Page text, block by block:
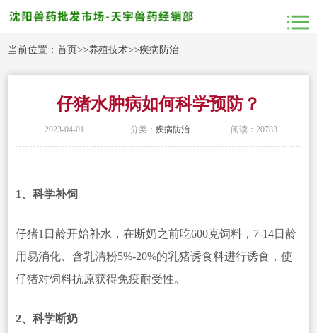
当前位置：首页>>养殖技术>>疾病防治
仔猪水肿病如何科学预防？
2023-04-01 分类： 疾病防治 阅读：20783
1、科学补饲
仔猪1日龄开始补水，在断奶之前吃600克饲料，7-14日龄
用易消化、含乳清粉5%-20%的乳猪诱食料进行诱食，使
仔猪对饲料抗原获得免疫耐受性。
2、科学断奶